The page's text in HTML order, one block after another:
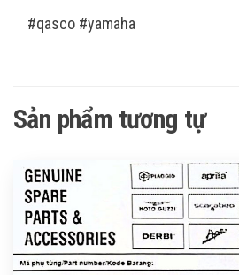
#qasco #yamaha
Sản phẩm tương tự